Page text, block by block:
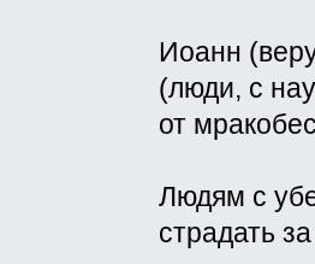
Иоанн
(люди, с
от
Людям с
страдать